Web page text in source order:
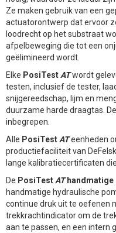
Ze maken gebruik van een
actuatorontwerp dat ervoor
loodrecht op het substraat
afpelbeweging die tot een
geëlimineerd wordt.
Elke PosiTest ATwordt
testen, inclusief de tester,
snijgereedschap, lijm en
duurzame harde draagtas. De
inbegrepen.
Alle PosiTest ATeenheden
productiefaciliteit van
lange kalibratiecertificaten
De PosiTest AThandmatige
handmatige hydraulische
continue druk uit te oefenen
trekkrachtindicator om de
aan te passen, en een intern